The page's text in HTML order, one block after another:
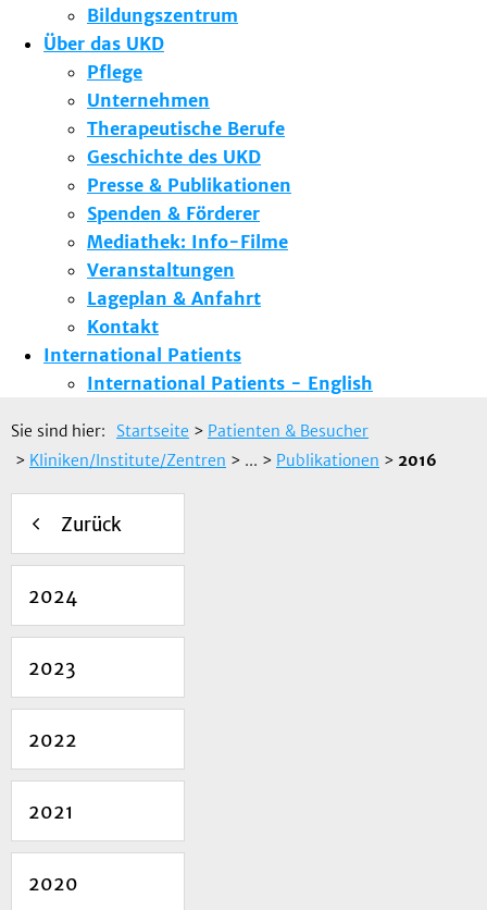
Bildungszentrum
Über das UKD
Pflege
Unternehmen
Therapeutische Berufe
Geschichte des UKD
Presse & Publikationen
Spenden & Förderer
Mediathek: Info-Filme
Veranstaltungen
Lageplan & Anfahrt
Kontakt
International Patients
International Patients - English
Sie sind hier: Startseite > Patienten & Besucher
> Kliniken/Institute/Zentren > ... > Publikationen > 2016
Zurück
2024
2023
2022
2021
2020